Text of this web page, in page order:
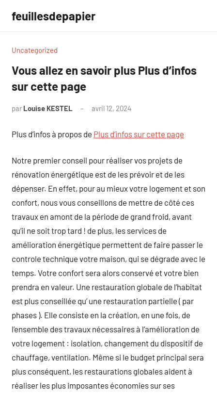
contenu
feuillesdepapier
Uncategorized
Vous allez en savoir plus Plus d’infos
sur cette page
par Louise KESTEL avril 12, 2024
Plus d’infos à propos de Plus d’infos sur cette page
Notre premier conseil pour réaliser vos projets de
rénovation énergétique est de les prévoir et de les
dépenser. En effet, pour au mieux votre logement et son
confort, nous vous conseillons de mettre de côté ces
travaux en amont de la période de grand froid, avant
qu’il ne soit trop tard ! de plus, les services de
amélioration énergétique permettent de faire passer le
controle technique votre maison, qui se dégrade avec le
temps. Votre confort sera alors conservé et votre bien
prendra en valeur. Une restauration globale de l’habitat
est plus conseillée qu’ une restauration partielle ( par
phases ). Elle consiste en la création, en une fois, de
l’ensemble des travaux nécessaires à l’amélioration de
votre logement : isolation, changement du dispositif de
chauffage, ventilation. Même si le budget principal sera
plus conséquent, les restaurations globales aident à
réaliser les plus imposantes économies sur ses